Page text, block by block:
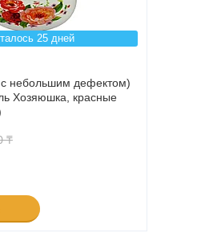
25 дней
с небольшим дефектом)
Хозяюшка, красные
₸